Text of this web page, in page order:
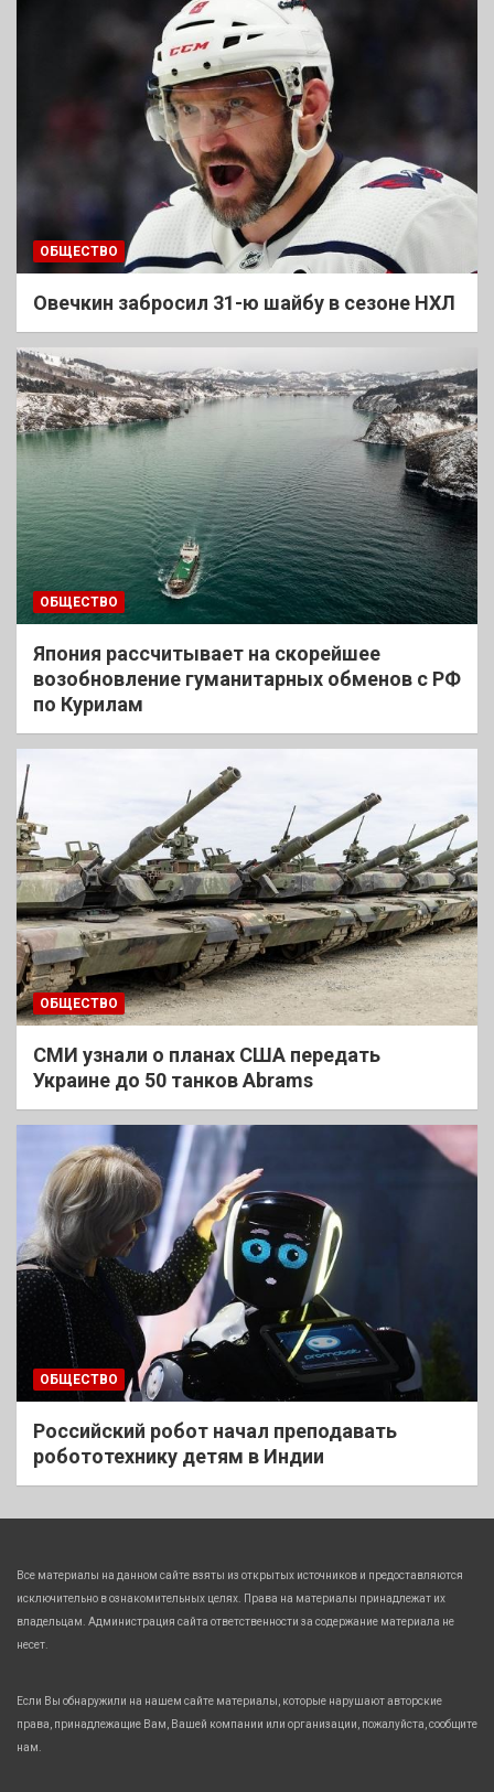
ОБЩЕСТВО
Овечкин забросил 31-ю шайбу в сезоне НХЛ
ОБЩЕСТВО
Япония рассчитывает на скорейшее
возобновление гуманитарных обменов с РФ
по Курилам
ОБЩЕСТВО
СМИ узнали о планах США передать
Украине до 50 танков Abrams
ОБЩЕСТВО
Российский робот начал преподавать
робототехнику детям в Индии
Все материалы на данном сайте взяты из открытых источников и предоставляются
исключительно в ознакомительных целях. Права на материалы принадлежат их
владельцам. Администрация сайта ответственности за содержание материала не
несет.
Если Вы обнаружили на нашем сайте материалы, которые нарушают авторские
права, принадлежащие Вам, Вашей компании или организации, пожалуйста, сообщите
нам.